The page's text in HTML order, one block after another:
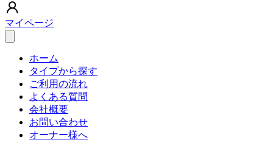
マイページ
ホーム
タイプから探す
ご利用の流れ
よくある質問
会社概要
お問い合わせ
オーナー様へ